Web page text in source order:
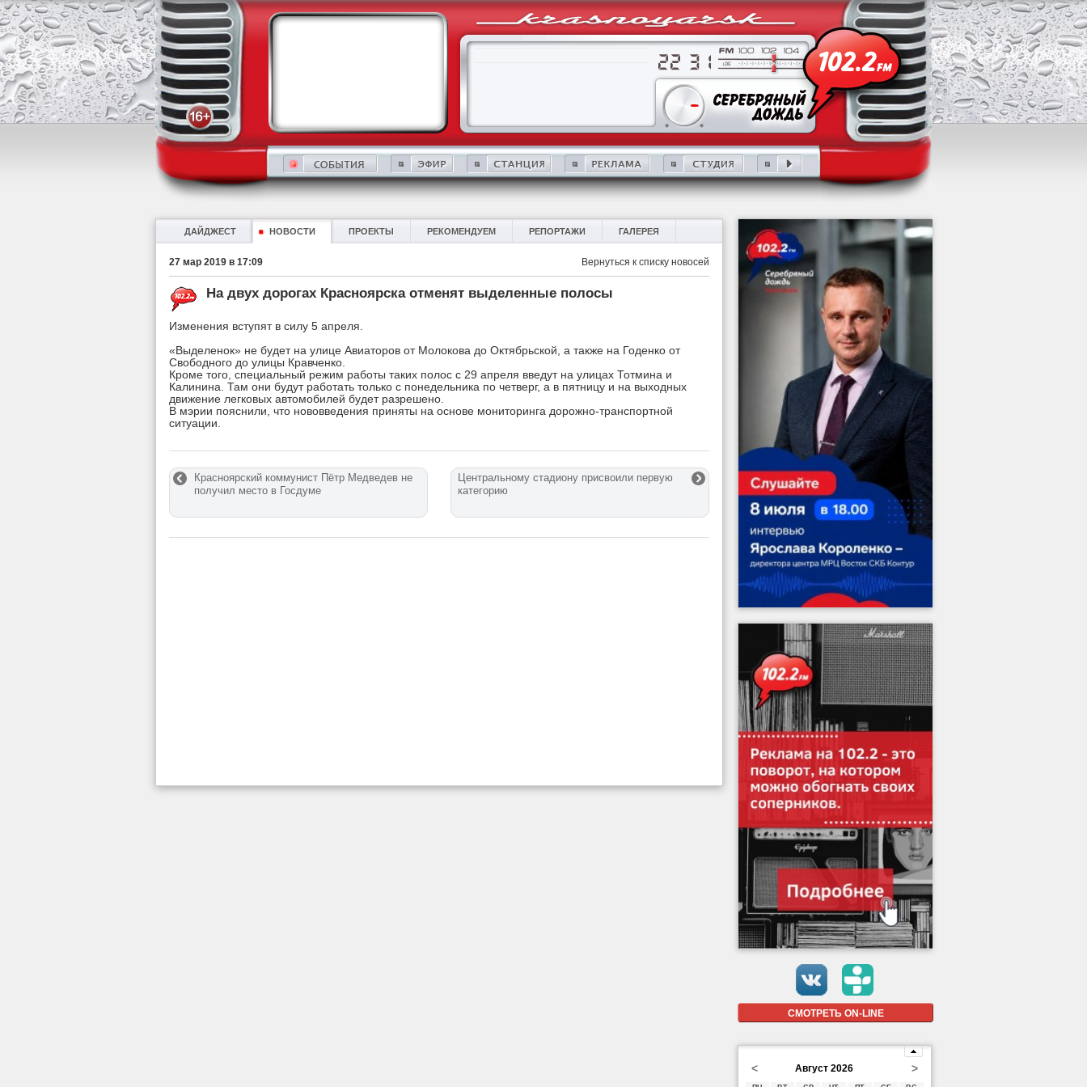
ДАЙДЖЕСТ НОВОСТИ ПРОЕКТЫ РЕКОМЕНДУЕМ РЕПОРТАЖИ ГАЛЕРЕЯ
27 мар 2019 в 17:09 Вернуться к списку новосей
На двух дорогах Красноярска отменят выделенные полосы
Изменения вступят в силу 5 апреля.
«Выделенок» не будет на улице Авиаторов от Молокова до Октябрьской, а также на Годенко от
Свободного до улицы Кравченко.
Кроме того, специальный режим работы таких полос с 29 апреля введут на улицах Тотмина и
Калинина. Там они будут работать только с понедельника по четверг, а в пятницу и на выходных
движение легковых автомобилей будет разрешено.
В мэрии пояснили, что нововведения приняты на основе мониторинга дорожно-транспортной
ситуации.
Красноярский коммунист Пётр Медведев не
получил место в Госдуме
Центральному стадиону присвоили первую
категорию
СМОТРЕТЬ ON-LINE
< >
Август 2026